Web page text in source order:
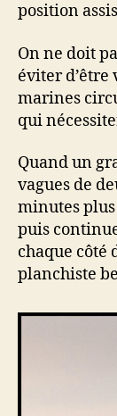
position
On ne doit
éviter d’être
marines
qui
Quand un
vagues de
minutes
puis
chaque côté
planchiste